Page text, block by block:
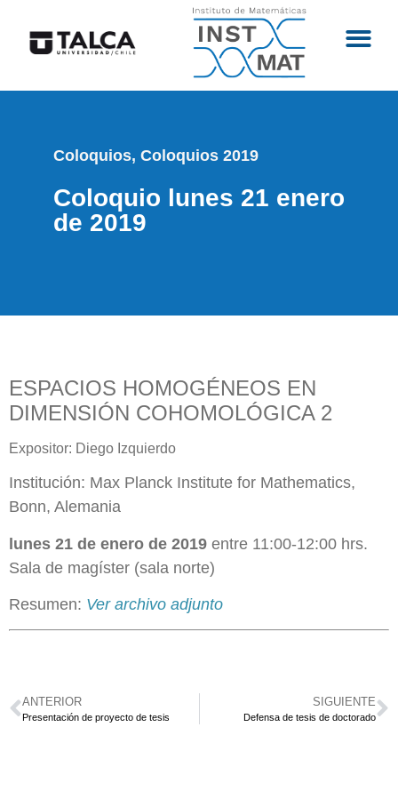
Coloquios, Coloquios 2019
Coloquio lunes 21 enero
de 2019
ESPACIOS HOMOGÉNEOS EN
DIMENSIÓN COHOMOLÓGICA 2
Expositor: Diego Izquierdo
Institución: Max Planck Institute for Mathematics,
Bonn, Alemania
lunes 21 de enero de 2019 entre 11:00-12:00 hrs.
Sala de magíster (sala norte)
Resumen: Ver archivo adjunto
ANTERIOR
Presentación de proyecto de tesis
SIGUIENTE
Defensa de tesis de doctorado